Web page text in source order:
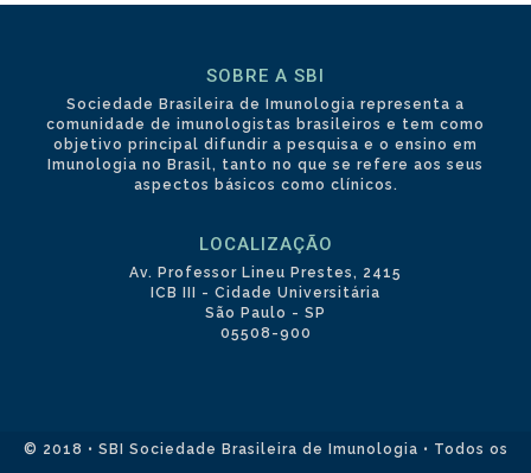
SOBRE A SBI
Sociedade Brasileira de Imunologia representa a
comunidade de imunologistas brasileiros e tem como
objetivo principal difundir a pesquisa e o ensino em
Imunologia no Brasil, tanto no que se refere aos seus
aspectos básicos como clínicos.
LOCALIZAÇÃO
Av. Professor Lineu Prestes, 2415
ICB III - Cidade Universitária
São Paulo - SP
05508-900
© 2018 • SBI Sociedade Brasileira de Imunologia • Todos os